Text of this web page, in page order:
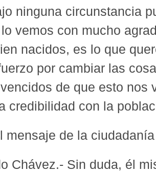
ninguna circunstancia
vemos con mucho
nacidos, es lo que
por cambiar las
de que esto nos
credibilidad con la
mensaje de la
Chávez.- Sin duda, él